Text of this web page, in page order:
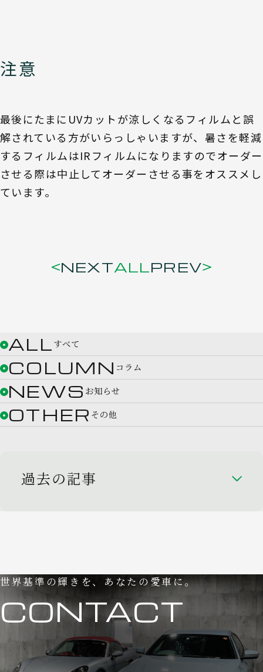
注意
最後にたまにUVカットが涼しくなるフィルムと誤
解されている方がいらっしゃいますが、暑さを軽減
するフィルムはIRフィルムになりますのでオーダー
させる際は中止してオーダーさせる事をオススメし
ています。
NEXTALLPREV
ALL すべて
COLUMN コラム
NEWS お知らせ
OTHER その他
過去の記事
世界基準の輝きを、あなたの愛車に。
CONTACT